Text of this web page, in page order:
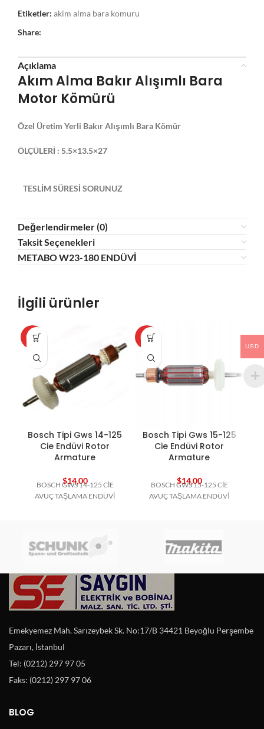
Etiketler: akim alma bara komuru
Share:
Açıklama
Akım Alma Bakır Alışımlı Bara
Motor Kömürü
Özel Üretim Yerli Bakır Alışımlı Bara Kömür
ÖLÇÜLERİ : 5.5×13.5×27
TESLİM SÜRESİ SORUNUZ
Değerlendirmeler (0)
Taksit Seçenekleri
METABO W23-180 ENDÜVİ
İlgili ürünler
HOT
Bosch Tipi Gws 14-125
Cie Endüvi Rotor
Armature
$14,00
BOSCH GWS 14-125 CİE
AVUÇ TAŞLAMA ENDÜVİ
HOT
Bosch Tipi Gws 15-125
Cie Endüvi Rotor
Armature
$14,00
BOSCH GWS 15-125 CİE
AVUÇ TAŞLAMA ENDÜVİ
Emekyemez Mah. Sarızeybek Sk. No:17/B 34421 Beyoğlu Perşembe
Pazarı, İstanbul
Tel: (0212) 297 97 05
Faks: (0212) 297 97 06
BLOG
USD